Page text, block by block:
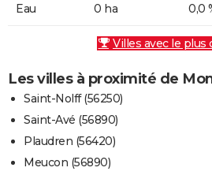
Eau 0 ha 0,0
Villes avec le plus
Les villes à proximité de
Saint-Nolff (56250)
Saint-Avé (56890)
Plaudren (56420)
Meucon (56890)